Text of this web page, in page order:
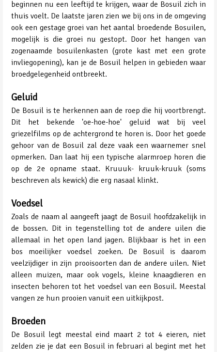
beginnen nu een leeftijd te krijgen, waar de Bosuil zich in
thuis voelt. De laatste jaren zien we bij ons in de omgeving
ook een gestage groei van het aantal broedende Bosuilen,
mogelijk is die groei nu gestopt. Door het hangen van
zogenaamde bosuilenkasten (grote kast met een grote
invliegopening), kan je de Bosuil helpen in gebieden waar
broedgelegenheid ontbreekt.
Geluid
De Bosuil is te herkennen aan de roep die hij voortbrengt.
Dit het bekende 'oe-hoe-hoe' geluid wat bij veel
griezelfilms op de achtergrond te horen is. Door het goede
gehoor van de Bosuil zal deze vaak een waarnemer snel
opmerken. Dan laat hij een typische alarmroep horen die
op de 2e opname staat. Kruuuk- kruuk-kruuk (soms
beschreven als kewick) die erg nasaal klinkt.
Voedsel
Zoals de naam al aangeeft jaagt de Bosuil hoofdzakelijk in
de bossen. Dit in tegenstelling tot de andere uilen die
allemaal in het open land jagen. Blijkbaar is het in een
bos moeilijker voedsel zoeken. De Bosuil is daarom
veelzijdiger in zijn prooisoorten dan de andere uilen. Niet
alleen muizen, maar ook vogels, kleine knaagdieren en
insecten behoren tot het voedsel van een Bosuil. Meestal
vangen ze hun prooien vanuit een uitkijkpost.
Broeden
De Bosuil legt meestal eind maart 2 tot 4 eieren, niet
zelden zie je dat een Bosuil in februari al begint met het